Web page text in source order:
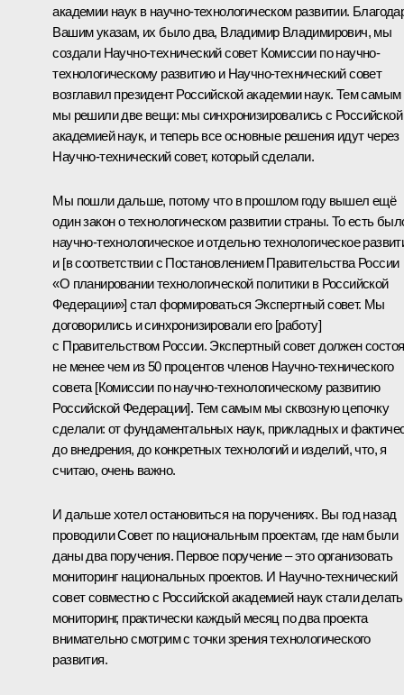
академии наук в научно-технологическом развитии.
Вашим указам, их было два, Владимир Владимирович, мы
создали Научно-технический совет Комиссии по научно-
технологическому развитию и Научно-технический совет
возглавил президент Российской академии наук. Тем самым
мы решили две вещи: мы синхронизировались с Российской
академией наук, и теперь все основные решения идут через
Научно-технический совет, который сделали.
Мы пошли дальше, потому что в прошлом году вышел ещё
один закон о технологическом развитии страны. То есть
научно-технологическое и отдельно технологическое
и [в соответствии с Постановлением Правительства России
«О планировании технологической политики в Российской
Федерации»] стал формироваться Экспертный совет. Мы
договорились и синхронизировали его [работу]
с Правительством России. Экспертный совет должен
не менее чем из 50 процентов членов Научно-технического
совета [Комиссии по научно-технологическому развитию
Российской Федерации]. Тем самым мы сквозную цепочку
сделали: от фундаментальных наук, прикладных и
до внедрения, до конкретных технологий и изделий, что, я
считаю, очень важно.
И дальше хотел остановиться на поручениях. Вы год назад
проводили Совет по национальным проектам, где нам были
даны два поручения. Первое поручение – это организовать
мониторинг национальных проектов. И Научно-технический
совет совместно с Российской академией наук стали делать
мониторинг, практически каждый месяц по два проекта
внимательно смотрим с точки зрения технологического
развития.